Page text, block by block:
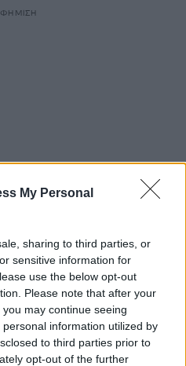
My Personal
sharing to third parties, or
sensitive information for
use the below opt-out
Please note that after your
may continue seeing
information utilized by
to third parties prior to
opt-out of the further